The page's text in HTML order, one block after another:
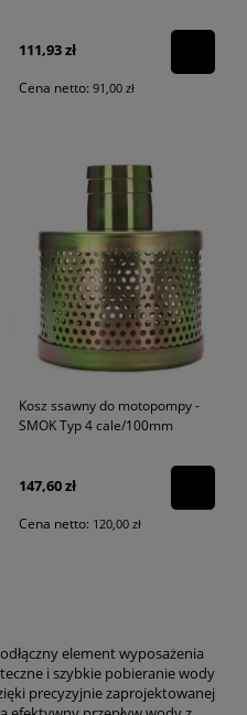
111,93 zł
Cena netto: 91,00 zł
Kosz ssawny do motopompy -
SMOK Typ 4 cale/100mm
147,60 zł
Cena netto: 120,00 zł
element wyposażenia
i szybkie pobieranie wody
precyzyjnie zaprojektowanej